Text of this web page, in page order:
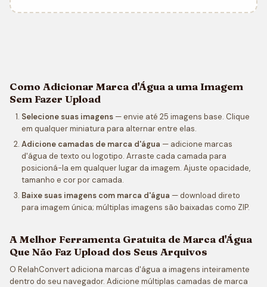
Como Adicionar Marca d'Água a uma Imagem
Sem Fazer Upload
Selecione suas imagens — envie até 25 imagens base. Clique
em qualquer miniatura para alternar entre elas.
Adicione camadas de marca d'água — adicione marcas
d'água de texto ou logotipo. Arraste cada camada para
posicioná-la em qualquer lugar da imagem. Ajuste opacidade,
tamanho e cor por camada.
Baixe suas imagens com marca d'água — download direto
para imagem única; múltiplas imagens são baixadas como ZIP.
A Melhor Ferramenta Gratuita de Marca d'Água
Que Não Faz Upload dos Seus Arquivos
O RelahConvert adiciona marcas d'água a imagens inteiramente
dentro do seu navegador. Adicione múltiplas camadas de marca